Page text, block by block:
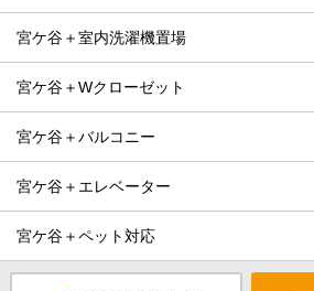
宮ケ谷＋室内洗濯機置場
宮ケ谷＋Wクローゼット
宮ケ谷＋バルコニー
宮ケ谷＋エレベーター
宮ケ谷＋ペット対応